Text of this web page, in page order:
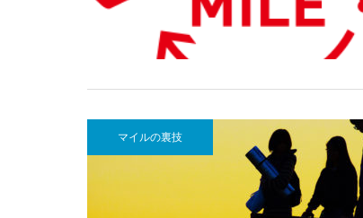
マイルの裏技